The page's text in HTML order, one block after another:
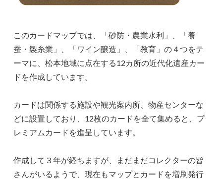
このカードマップでは、「砂防・農業水利」、「養
蚕・製糸業」、「ワイン醸造」、「教育」の４つをテ
ーマに、松本地域に点在する12カ所の近代化遺産カー
ドを作成しています。
カードは関係する施設や観光案内所、物産センターな
どに設置しており、12枚のカードを全て集めると、プ
レミアムカードを進呈しています。
作成して３年が経ちますが、まだまだコレクターの皆
さんがいるようで、現在もマップとカードを増刷発行